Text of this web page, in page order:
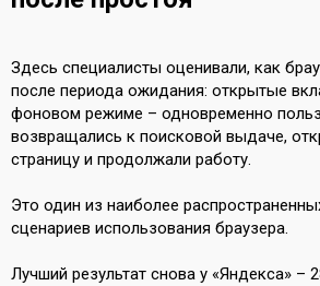
Здесь специалисты оценивали, как
после периода ожидания: открытые
фоновом режиме – одновременно
возвращались к поисковой выдаче,
страницу и продолжали работу.
Это один из наиболее
сценариев использования браузера.
Лучший результат снова у «Яндекса» –